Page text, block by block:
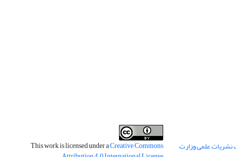
علمی وزارت This work is licensed under aCreative Commons